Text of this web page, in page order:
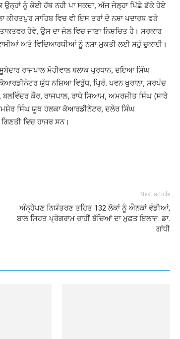
ਨੂੰ ਕੋਈ ਹੱਥ ਨਹੀ ਪਾ ਸਕਦਾ, ਅੱਜ ਜੇਲ੍ਹਾ ਪਿੱਛੇ ਡੱਕੇ ਹੋਏ
ਕੀਰਤਪੁਰ ਸਾਹਿਬ ਵਿਚ ਵੀ ਇਸ ਤਰਾਂ ਦੇ ਨਸ਼ਾ ਪਦਾਰਥ ਫੜੇ
ਹੋਵੇ, ਉਸ ਦਾ ਜੇਲ ਵਿਚ ਜਾਣਾ ਨਿਸ਼ਚਿਤ ਹੈ। ਸਰਕਾਰ
ਅਤੇ ਵਿਦਿਆਰਥੀਆਂ ਨੂੰ ਨਸ਼ਾ ਮੁਕਤੀ ਲਈ ਸਹੁੰ ਚੁਕਾਈ।
ਰਾਜਪਾਲ ਮੋਹੀਵਾਲ ਬਲਾਕ ਪ੍ਰਧਾਨ, ਦਇਆ ਸਿੰਘ
ਯੁੱਧ ਨਸ਼ਿਆ ਵਿਰੁੱਧ, ਪ੍ਰਿੰ. ਪਵਨ ਖੁਰਾਨਾ, ਸਰਪੰਚ
ਬਲਵਿੰਦਰ ਕੌਰ, ਰਾਜਪਾਲ, ਰਾਧੇ ਸਿਆਮ, ਅਮਰਜੀਤ ਸਿੰਘ (ਸਾਰੇ
ਸਿੰਘ ਯੂਥ ਹਲਕਾ ਕੋਆਰਡੀਨੇਟਰ, ਦਲੇਰ ਸਿੰਘ
ਵਿਚ ਹਾਜ਼ਰ ਸਨ।
Next article
ਅੰਨ੍ਹੇਪਣ ਨਿਯੰਤਰਣ ਤਹਿਤ 132 ਲੋਕਾਂ ਨੂੰ ਐਨਕਾਂ ਵੰਡੀਆਂ,
ਬਾਲ ਸਿਹਤ ਪ੍ਰੋਗਰਾਮ ਰਾਹੀਂ ਬੱਚਿਆਂ ਦਾ ਮੁਫ਼ਤ ਇਲਾਜ: ਡਾ.
ਗਾਂਧੀ